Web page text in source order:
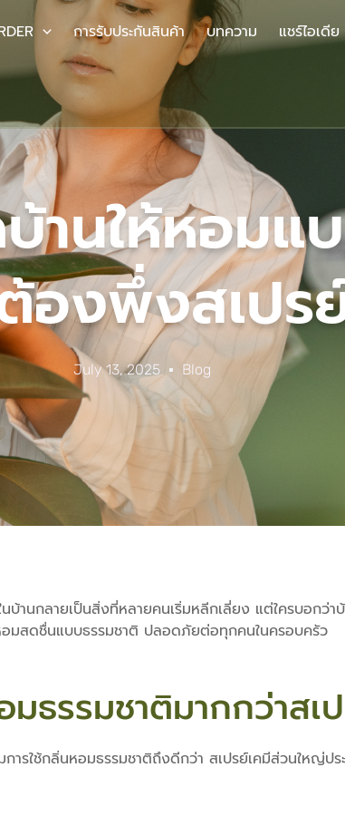
การรับประกันสินค้า บทความ แชร์ไอเดีย
านให้หอมแ
องพึ่งสเปร
July 13, 2025 Blog
นบ้านกลายเป็นสิ่งที่หลายคนเริ่มหลีกเลี่ยง แต่ใครบอกว่
อมสดชื่นแบบธรรมชาติ ปลอดภัยต่อทุกคนในครอบครัว
ธรรมชาติมากกว่าสเ
การใช้กลิ่นหอมธรรมชาติถึงดีกว่า สเปรย์เคมีส่วนใหญ่ป